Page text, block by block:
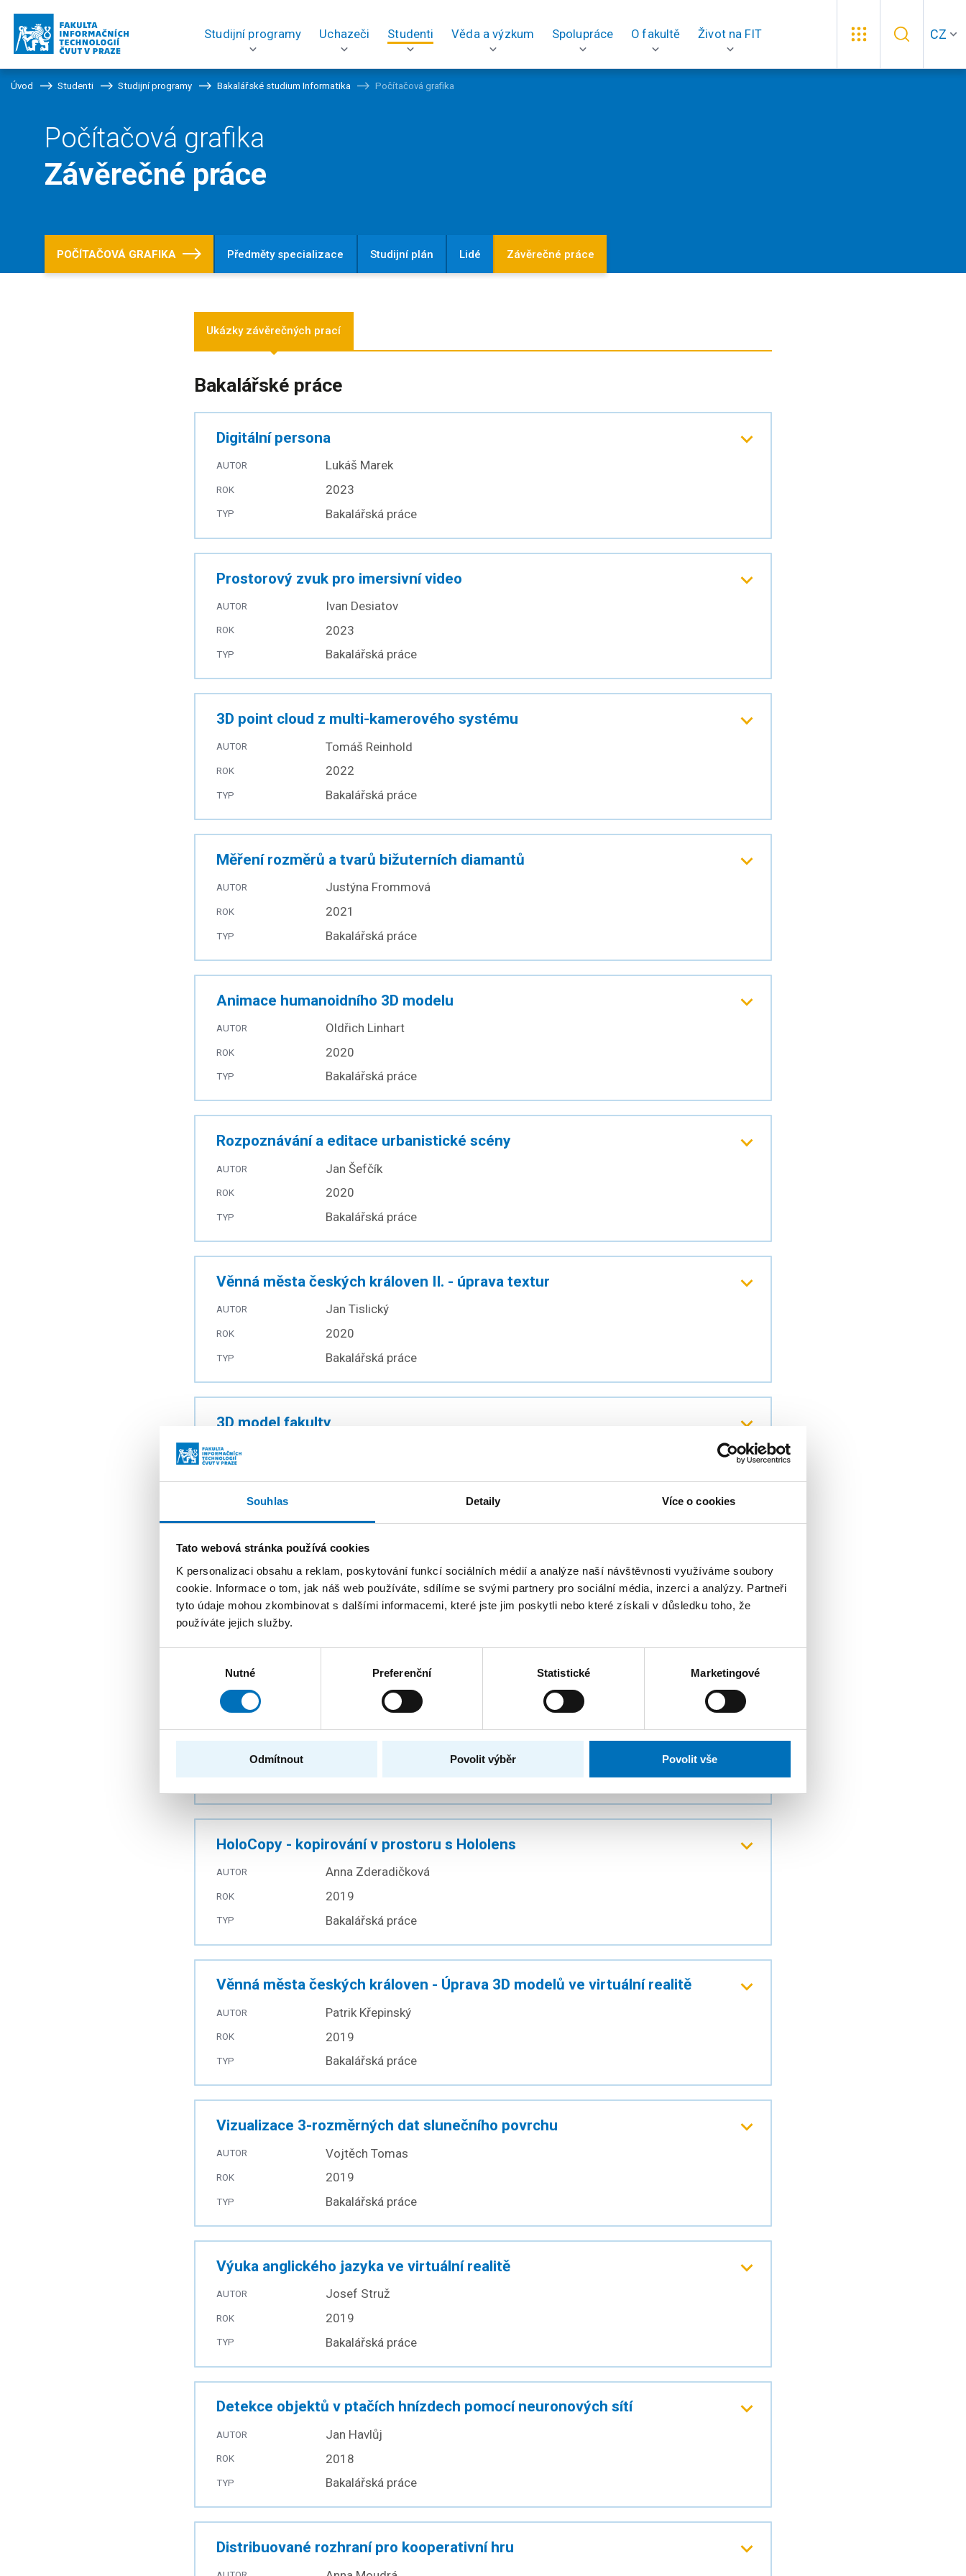
Souhlas Detaily Více o cookies
Tato webová stránka používá cookies
K personalizaci obsahu a reklam, poskytování funkcí sociálních médií a analýze naší návštěvnosti využíváme soubory
cookie. Informace o tom, jak náš web používáte, sdílíme se svými partnery pro sociální média, inzerci a analýzy. Partneři
tyto údaje mohou zkombinovat s dalšími informacemi, které jste jim poskytli nebo které získali v důsledku toho, že
používáte jejich služby.
Nutné Preferenční Statistické Marketingové
Odmítnout Povolit výběr Povolit vše
Studijní programy Uchazeči Studenti Věda a výzkum Spolupráce O fakultě Život na FIT CZ
Úvod Studenti Studijní programy Bakalářské studium Informatika Počítačová grafika
Počítačová grafika
Závěrečné práce
POČÍTAČOVÁ GRAFIKA Předměty specializace Studijní plán Lidé Závěrečné práce
Ukázky závěrečných prací
Bakalářské práce
Digitální persona
AUTOR Lukáš Marek
ROK 2023
TYP Bakalářská práce
Prostorový zvuk pro imersivní video
AUTOR Ivan Desiatov
ROK 2023
TYP Bakalářská práce
3D point cloud z multi-kamerového systému
AUTOR Tomáš Reinhold
ROK 2022
TYP Bakalářská práce
Měření rozměrů a tvarů bižuterních diamantů
AUTOR Justýna Frommová
ROK 2021
TYP Bakalářská práce
Animace humanoidního 3D modelu
AUTOR Oldřich Linhart
ROK 2020
TYP Bakalářská práce
Rozpoznávání a editace urbanistické scény
AUTOR Jan Šefčík
ROK 2020
TYP Bakalářská práce
Věnná města českých královen II. - úprava textur
AUTOR Jan Tislický
ROK 2020
TYP Bakalářská práce
3D model fakulty
AUTOR
Detekce statických snímků a animací ze záznamu obrazovky
AUTOR Richard Burkoň
ROK
Do roboty! Samoorganizující se model starověké vesnice.
AUTOR Petr Bureš
HoloCopy - kopirování v prostoru s Hololens
AUTOR Anna Zderadičková
ROK 2019
TYP Bakalářská práce
Věnná města českých královen - Úprava 3D modelů ve virtuální realitě
AUTOR Patrik Křepinský
ROK 2019
TYP Bakalářská práce
Vizualizace 3-rozměrných dat slunečního povrchu
AUTOR Vojtěch Tomas
ROK 2019
TYP Bakalářská práce
Výuka anglického jazyka ve virtuální realitě
AUTOR Josef Struž
ROK 2019
TYP Bakalářská práce
Detekce objektů v ptačích hnízdech pomocí neuronových sítí
AUTOR Jan Havlůj
ROK 2018
TYP Bakalářská práce
Distribuované rozhraní pro kooperativní hru